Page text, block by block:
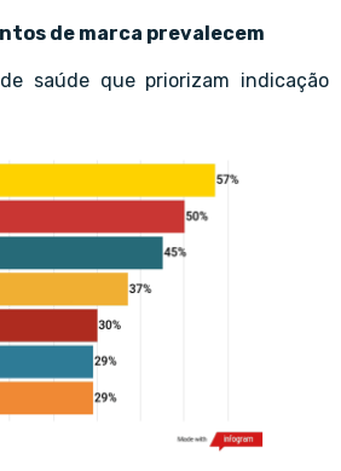
de marca prevalecem
saúde que priorizam indicação